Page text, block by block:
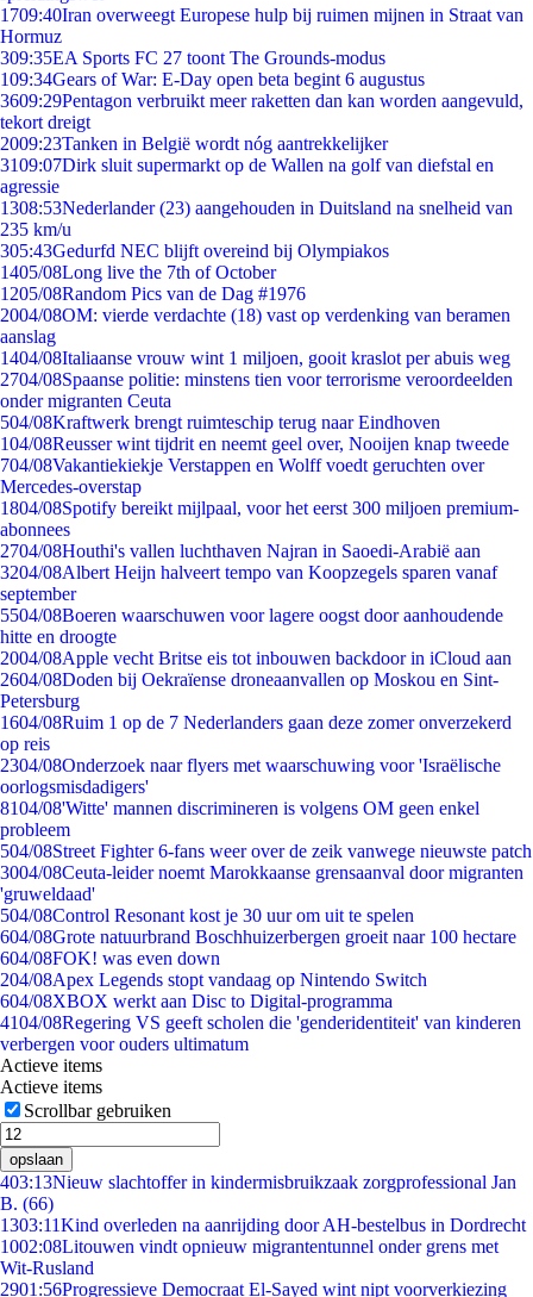
1709:40Iran overweegt Europese hulp bij ruimen mijnen in Straat van
Hormuz
309:35EA Sports FC 27 toont The Grounds-modus
109:34Gears of War: E-Day open beta begint 6 augustus
3609:29Pentagon verbruikt meer raketten dan kan worden aangevuld,
tekort dreigt
2009:23Tanken in België wordt nóg aantrekkelijker
3109:07Dirk sluit supermarkt op de Wallen na golf van diefstal en
agressie
1308:53Nederlander (23) aangehouden in Duitsland na snelheid van
235 km/u
305:43Gedurfd NEC blijft overeind bij Olympiakos
1405/08Long live the 7th of October
1205/08Random Pics van de Dag #1976
2004/08OM: vierde verdachte (18) vast op verdenking van beramen
aanslag
1404/08Italiaanse vrouw wint 1 miljoen, gooit kraslot per abuis weg
2704/08Spaanse politie: minstens tien voor terrorisme veroordeelden
onder migranten Ceuta
504/08Kraftwerk brengt ruimteschip terug naar Eindhoven
104/08Reusser wint tijdrit en neemt geel over, Nooijen knap tweede
704/08Vakantiekiekje Verstappen en Wolff voedt geruchten over
Mercedes-overstap
1804/08Spotify bereikt mijlpaal, voor het eerst 300 miljoen premium-
abonnees
2704/08Houthi's vallen luchthaven Najran in Saoedi-Arabië aan
3204/08Albert Heijn halveert tempo van Koopzegels sparen vanaf
september
5504/08Boeren waarschuwen voor lagere oogst door aanhoudende
hitte en droogte
2004/08Apple vecht Britse eis tot inbouwen backdoor in iCloud aan
2604/08Doden bij Oekraïense droneaanvallen op Moskou en Sint-
Petersburg
1604/08Ruim 1 op de 7 Nederlanders gaan deze zomer onverzekerd
op reis
2304/08Onderzoek naar flyers met waarschuwing voor 'Israëlische
oorlogsmisdadigers'
8104/08'Witte' mannen discrimineren is volgens OM geen enkel
probleem
504/08Street Fighter 6-fans weer over de zeik vanwege nieuwste patch
3004/08Ceuta-leider noemt Marokkaanse grensaanval door migranten
'gruweldaad'
504/08Control Resonant kost je 30 uur om uit te spelen
604/08Grote natuurbrand Boschhuizerbergen groeit naar 100 hectare
604/08FOK! was even down
204/08Apex Legends stopt vandaag op Nintendo Switch
604/08XBOX werkt aan Disc to Digital-programma
4104/08Regering VS geeft scholen die 'genderidentiteit' van kinderen
verbergen voor ouders ultimatum
Actieve items
Actieve items
Scrollbar gebruiken
opslaan
403:13Nieuw slachtoffer in kindermisbruikzaak zorgprofessional Jan
B. (66)
1303:11Kind overleden na aanrijding door AH-bestelbus in Dordrecht
1002:08Litouwen vindt opnieuw migrantentunnel onder grens met
Wit-Rusland
2901:56Progressieve Democraat El-Sayed wint nipt voorverkiezing